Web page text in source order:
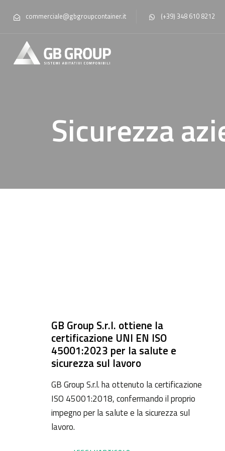
commerciale@gbgroupcontainer.it (+39) 348 610 8212
Sicurezza
GB Group S.r.l. ottiene la
certificazione UNI EN ISO
45001:2023 per la salute e
sicurezza sul lavoro
GB Group S.r.l. ha ottenuto la certificazione
ISO 45001:2018, confermando il proprio
impegno per la salute e la sicurezza sul
lavoro.